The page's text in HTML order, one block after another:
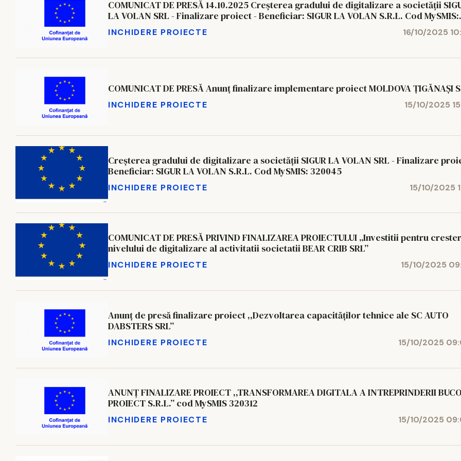
COMUNICAT DE PRESĂ 14.10.2025 Creșterea gradului de digitalizare a societății
LA VOLAN SRL - Finalizare proiect - Beneficiar: SIGUR LA VOLAN S.R.L. Cod MySMIS:
320045
INCHIDERE PROIECTE 16/10/2025
COMUNICAT DE PRESĂ Anunț finalizare implementare proiect MOLDOVA ȚIGĂNAȘI
INCHIDERE PROIECTE 15/10/2025
Creșterea gradului de digitalizare a societății SIGUR LA VOLAN SRL - Finalizare proiect -
Beneficiar: SIGUR LA VOLAN S.R.L. Cod MySMIS: 320045
INCHIDERE PROIECTE 15/10/2025
COMUNICAT DE PRESĂ PRIVIND FINALIZAREA PROIECTULUI „Investitii pentru
nivelului de digitalizare al activitatii societatii BEAR CRIB SRL”
INCHIDERE PROIECTE 15/10/2025
Anunț de presă finalizare proiect ,,Dezvoltarea capacităților tehnice ale SC AUTO
DABSTERS SRL’’
INCHIDERE PROIECTE 15/10/2025
ANUNȚ FINALIZARE PROIECT ,,TRANSFORMAREA DIGITALA A INTREPRINDERII
PROIECT S.R.L.” cod MySMIS 320312
INCHIDERE PROIECTE 15/10/2025